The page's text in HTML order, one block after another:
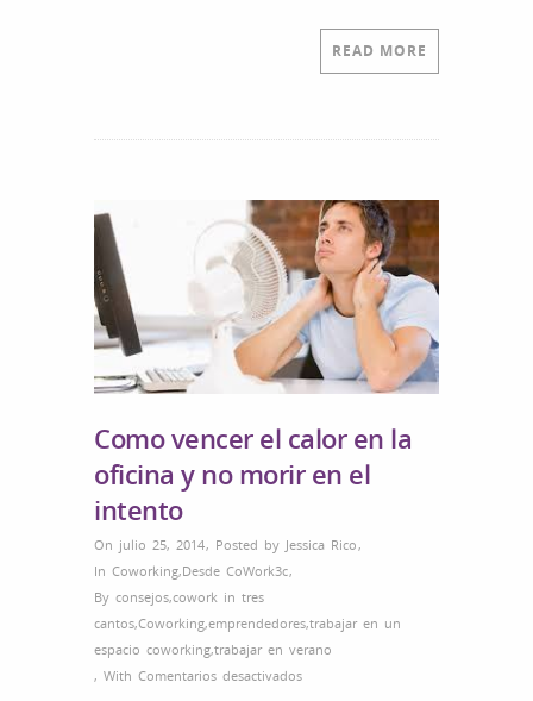
READ MORE
Como vencer el calor en la
oficina y no morir en el
intento
On julio 25, 2014, Posted by Jessica Rico ,
In Coworking,Desde CoWork3c,
By consejos,cowork in tres
cantos,Coworking,emprendedores,trabajar en un
espacio coworking,trabajar en verano
, With Comentarios desactivadosen